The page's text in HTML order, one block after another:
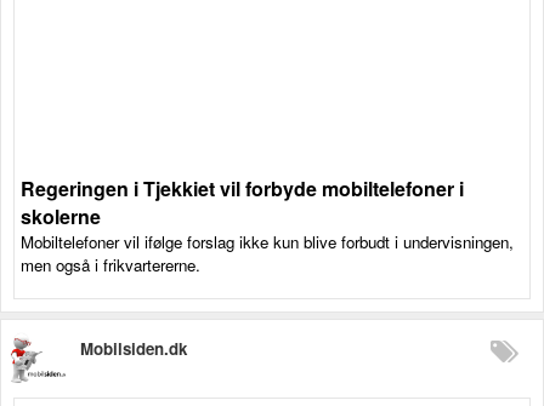
Regeringen i Tjekkiet vil forbyde mobiltelefoner i
skolerne
Mobiltelefoner vil ifølge forslag ikke kun blive forbudt i undervisningen,
men også i frikvartererne.
Mobilsiden.dk